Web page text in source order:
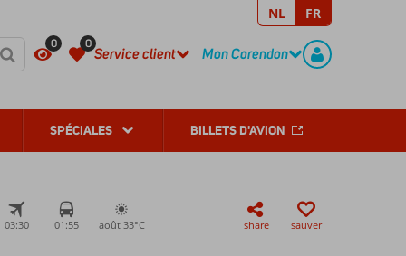
0 0
Service client
CONTACT
Mon Corendon
REGISTERNL FR
SPÉCIALES BILLETS D'AVION
03:30 01:55 août 33°C share sauver